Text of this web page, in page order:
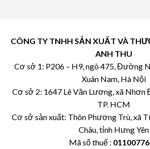
CÔNG TY TNHH SẢN XUẤT VÀ
ANH THU
Cơ sở 1: P206 – H9, ngõ 475, Đường
Xuân Nam, Hà Nội
Cơ sở 2: 1647 Lê Văn Lương, xã Nhơn
TP. HCM
Cơ sở sản xuất: Thôn Phương Trù, xã
Châu, tỉnh Hưng Yên
Mã số thuế :